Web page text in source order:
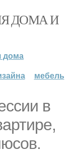
ДОМА И
дома
мебель
в